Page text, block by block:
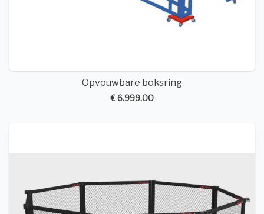
Opvouwbare boksring
€ 6.999,00